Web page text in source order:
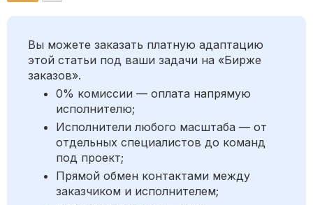
Вы можете заказать платную адаптацию
этой статьи под ваши задачи на «Бирже
заказов».
0% комиссии — оплата напрямую
исполнителю;
Исполнители любого масштаба — от
отдельных специалистов до команд
под проект;
Прямой обмен контактами между
заказчиком и исполнителем;